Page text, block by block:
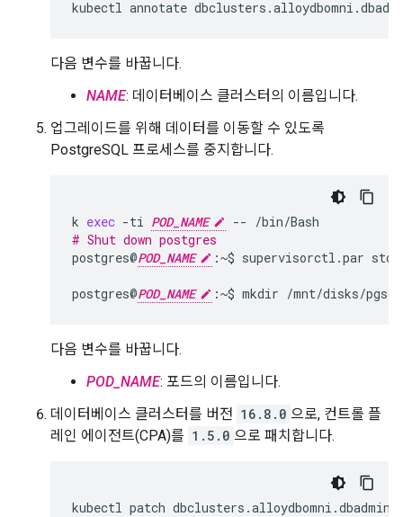
kubectl annotate
다음 변수를 바꿉니다.
NAME: 데이터베이스 클러스터의 이름입니다.
업그레이드를 위해 데이터를 이동할 수 있도록
PostgreSQL 프로세스를 중지합니다.
k exec -ti POD_NAME --
# Shut down postgres
postgres@POD_NAME :~$ supervisorctl.par stop
postgres@POD_NAME :~$ mkdir /mnt/disks/
다음 변수를 바꿉니다.
POD_NAME: 포드의 이름입니다.
데이터베이스 클러스터를 버전 16.8.0 으로, 컨트롤 플
레인 에이전트(CPA)를 1.5.0 으로 패치합니다.
kubectl patch